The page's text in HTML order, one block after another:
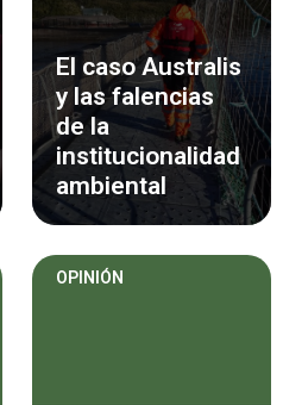
El caso Australis
y las falencias
de la
institucionalidad
ambiental
OPINIÓN